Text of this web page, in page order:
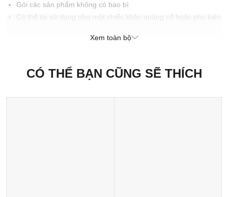
Gói các sản phẩm không có bao bì
Có thể tái sử dụng như một chiếc khăn quàng cổ hoặc phụ kiện
Sử dụng để thay thế cho các gói quà bằng giấy thông thường,
hoặc dùng làm khăn quàng cổ, băng đô hoặc phụ kiện.
Xem toàn bộ
CÓ THỂ BẠN CŨNG SẼ THÍCH